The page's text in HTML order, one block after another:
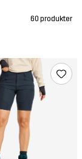
60 produkter